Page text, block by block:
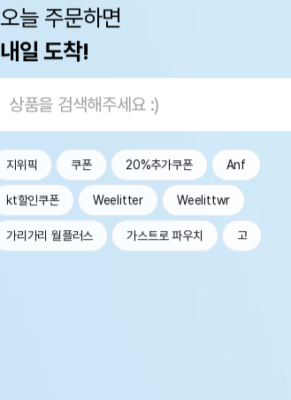
오늘 주문하면
내일 도착!
지위픽 쿠폰 20%추가쿠폰 Anf
kt할인쿠폰 Weelitter Weelittwr
가리가리 월플러스 가스트로 파우치 고